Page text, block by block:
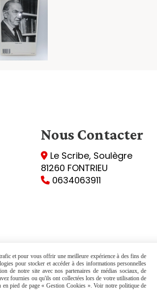
Nous Contacter
 Le Scribe, Soulègre
81260 FONTRIEU
 0634063911
Facebook est désactivé. Autoriser
Politique de confidentialité
et pour vous offrir une meilleure expérience à des fins de
pour stocker et accéder à des informations personnelles
de notre site avec nos partenaires de médias sociaux, de
fournies ou qu'ils ont collectées lors de votre utilisation de
pied de page « Gestion Cookies ». Voir notre politique de